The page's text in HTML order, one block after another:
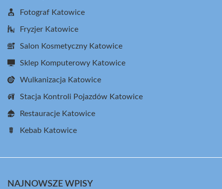
Fotograf Katowice
Fryzjer Katowice
Salon Kosmetyczny Katowice
Sklep Komputerowy Katowice
Wulkanizacja Katowice
Stacja Kontroli Pojazdów Katowice
Restauracje Katowice
Kebab Katowice
NAJNOWSZE WPISY